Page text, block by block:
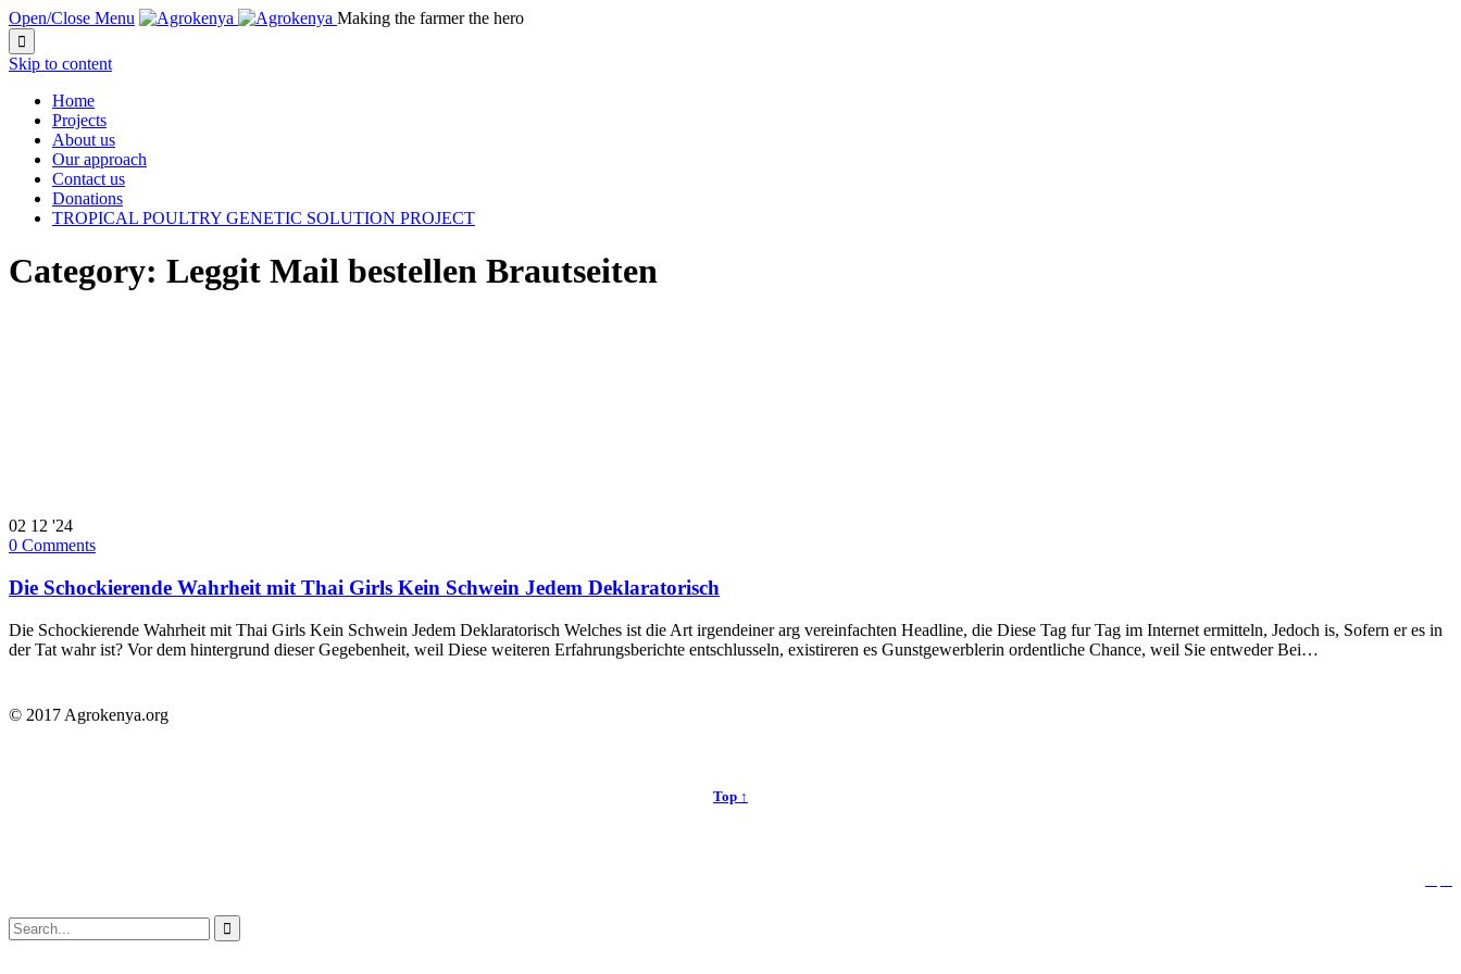
Open/Close Menu Making the farmer the hero

Skip to content
Home
Projects
About us
Our approach
Contact us
Donations
TROPICAL POULTRY GENETIC SOLUTION PROJECT
Category: Leggit Mail bestellen Brautseiten
02 12 '24
0 Comments
Die Schockierende Wahrheit mit Thai Girls Kein Schwein Jedem Deklaratorisch
Die Schockierende Wahrheit mit Thai Girls Kein Schwein Jedem Deklaratorisch Welches ist die Art irgendeiner arg vereinfachten Headline, die Diese Tag fur Tag im Internet ermitteln, Jedoch is, Sofern er es in
der Tat wahr ist? Vor dem hintergrund dieser Gegebenheit, weil Diese weiteren Erfahrungsberichte entschlusseln, existireren es Gunstgewerblerin ordentliche Chance, weil Sie entweder Bei…
© 2017 Agrokenya.org
Top ↑
